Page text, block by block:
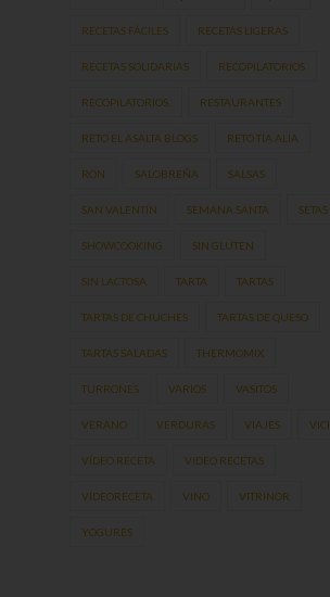
RECETAS FÁCILES RECETAS LIGERAS
RECETAS SOLIDARIAS RECOPILATORIOS
RECOPILATORIOS. RESTAURANTES
RETO EL ASALTA BLOGS RETO TÍA ALIA
RON SALOBREÑA SALSAS
SAN VALENTÍN SEMANA SANTA SETAS
SHOWCOOKING SIN GLUTEN
SIN LACTOSA TARTA TARTAS
TARTAS DE CHUCHES TARTAS DE QUESO
TARTAS SALADAS THERMOMIX
TURRONES VARIOS VASITOS
VERANO VERDURAS VIAJES VICI
VÍDEO RECETA VIDEO RECETAS
VÍDEORECETA VINO VITRINOR
YOGURES